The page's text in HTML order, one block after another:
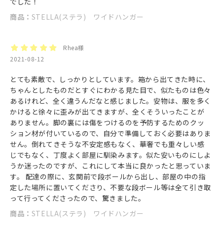
商品： STELLA(ステラ) ワイドハンガー
Rhea様
2021-08-12
とても素敵で、しっかりとしています。箱から出てきた時に、
ちゃんとしたものだとすぐにわかる見た目で、似たものは色々
あるけれど、全く違うんだなと感じました。安物は、服を多く
かけると徐々に歪みが出てきますが、全くそういったことが
ありません。脚の裏には傷をつけるのを予防するためのクッ
ション材が付いているので、自分で準備しておく必要はありま
せん。倒れてきそうな不安定感もなく、華奢でも重々しい感
じでもなく、丁度よく部屋に馴染みます。似た安いものにしよ
うか迷ったのですが、これにして本当に良かったと思っていま
す。 配達の際に、玄関前で段ボールから出し、部屋の中の指
定した場所に置いてくださり、不要な段ボール等は全て引き取
って行ってくださったので、驚きました。
商品： STELLA(ステラ) ワイドハンガー